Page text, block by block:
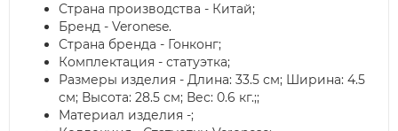
Страна производства - Китай;
Бренд - Veronese.
Страна бренда - Гонконг;
Комплектация - статуэтка;
Размеры изделия - Длина: 33.5 см; Ширина: 4.5
см; Высота: 28.5 см; Вес: 0.6 кг.;;
Материал изделия -;